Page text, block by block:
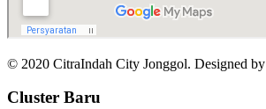
© 2020 CitraIndah City Jonggol. Designed by
Cluster Baru